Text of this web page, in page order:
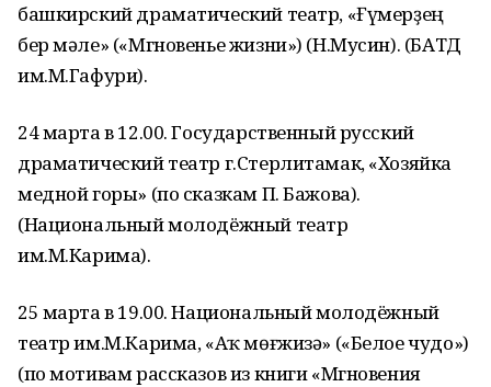
башкирский драматический театр, «Ғүмерҙең
бер мәле» («Мгновенье жизни») (Н.Мусин). (БАТД
им.М.Гафури).
24 марта в 12.00. Государственный русский
драматический театр г.Стерлитамак, «Хозяйка
медной горы» (по сказкам П. Бажова).
(Национальный молодёжный театр
им.М.Карима).
25 марта в 19.00. Национальный молодёжный
театр им.М.Карима, «Аҡ мөғжизә» («Белое чудо»)
(по мотивам рассказов из книги «Мгновения